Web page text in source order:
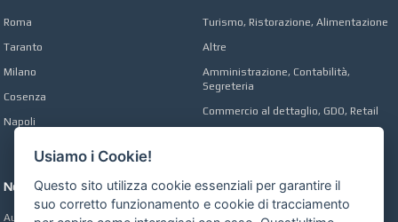
Roma
Taranto
Milano
Cosenza
Napoli
Turismo, Ristorazione, Alimentazione
Altre
Amministrazione, Contabilità,
Segreteria
Commercio al dettaglio, GDO, Retail
Network
Automobili Online
Usiamo i Cookie!
Questo sito utilizza cookie essenziali per garantire il
suo corretto funzionamento e cookie di tracciamento